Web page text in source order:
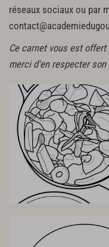
réseaux sociaux ou par
Ce carnet vous est
merci d'en respecter